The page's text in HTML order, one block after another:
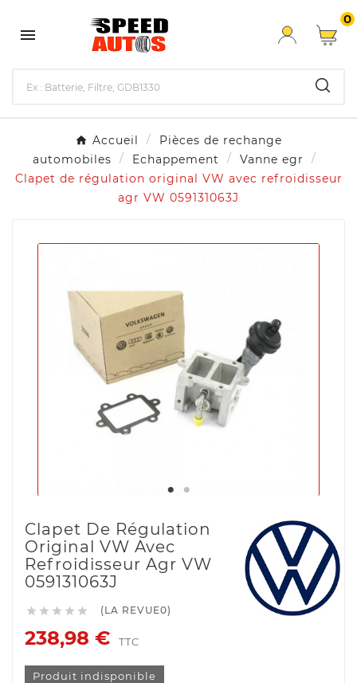

0
Accueil
Pièces de rechange
automobiles
Echappement
Vanne egr
Clapet de régulation original VW avec refroidisseur
agr VW 059131063J
Clapet De Régulation
Original VW Avec
Refroidisseur Agr VW
059131063J
     (LA REVUE0)
238,98 € TTC
Produit indisponible